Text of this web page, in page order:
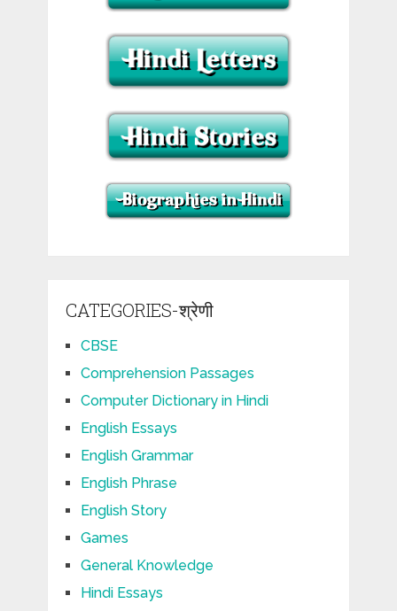
CATEGORIES-श्रेणी
CBSE
Comprehension Passages
Computer Dictionary in Hindi
English Essays
English Grammar
English Phrase
English Story
Games
General Knowledge
Hindi Essays